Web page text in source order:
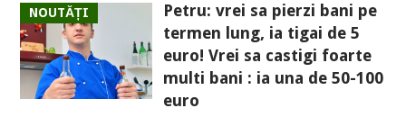
NOUTĂȚI
Petru: vrei sa pierzi bani pe
termen lung, ia tigai de 5
euro! Vrei sa castigi foarte
multi bani : ia una de 50-100
euro